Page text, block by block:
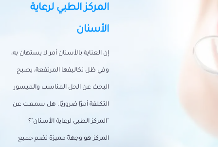
المركز الطبي لرعاية
الأسنان
إن العناية بالأسنان أمر لا يستهان به،
وفي ظل تكاليفها المرتفعة، يصبح
البحث عن الحل المناسب والميسور
التكلفة أمرًا ضروريًا. هل سمعت عن
"المركز الطبي لرعاية الأسنان"؟
المركز هو وجهةً مميزة تضم جميع